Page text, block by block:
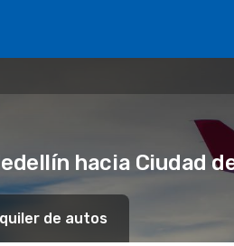
hacia Ciudad
de autos